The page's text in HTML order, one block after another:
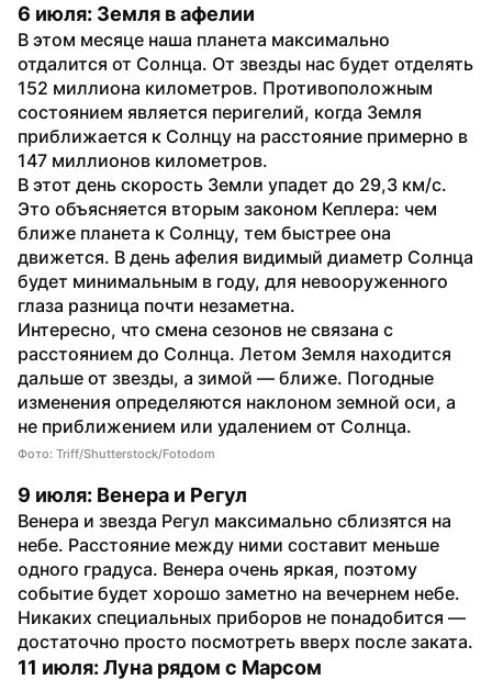
6 июля: Земля в афелии
В этом месяце наша планета максимально
отдалится от Солнца. От звезды нас будет отделять
152 миллиона километров. Противоположным
состоянием является перигелий, когда Земля
приближается к Солнцу на расстояние примерно в
147 миллионов километров.
В этот день скорость Земли упадет до 29,3 км/с.
Это объясняется вторым законом Кеплера: чем
ближе планета к Солнцу, тем быстрее она
движется. В день афелия видимый диаметр Солнца
будет минимальным в году, для невооруженного
глаза разница почти незаметна.
Интересно, что смена сезонов не связана с
расстоянием до Солнца. Летом Земля находится
дальше от звезды, а зимой — ближе. Погодные
изменения определяются наклоном земной оси, а
не приближением или удалением от Солнца.
Фото: Triff/Shutterstock/Fotodom
9 июля: Венера и Регул
Венера и звезда Регул максимально сблизятся на
небе. Расстояние между ними составит меньше
одного градуса. Венера очень яркая, поэтому
событие будет хорошо заметно на вечернем небе.
Никаких специальных приборов не понадобится —
достаточно просто посмотреть вверх после заката.
11 июля: Луна рядом с Марсом